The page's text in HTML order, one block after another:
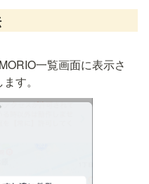
一覧画面に表示さ
す。